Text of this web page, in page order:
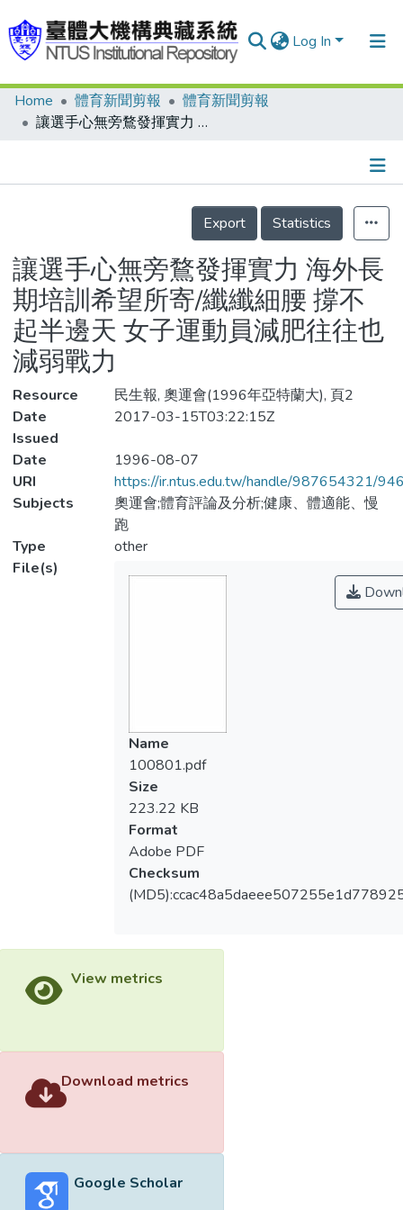
Log In
Communities & Collections
Statistics
Home 體育新聞剪報
體育新聞剪報
讓選手心無旁鶩發揮實力 海外長期培訓希望所寄/纖纖細腰 撐不起半邊天 女子運動員減肥往往也減弱戰力
Details
Export
Statistics
讓選手心無旁鶩發揮實力 海外長
期培訓希望所寄/纖纖細腰 撐不
起半邊天 女子運動員減肥往往也
減弱戰力
Resource
民生報, 奧運會(1996年亞特蘭大), 頁2
Date
Issued
2017-03-15T03:22:15Z
Date
1996-08-07
URI
https://ir.ntus.edu.tw/handle/987654321/
Subjects
奧運會;體育評論及分析;健康、體適能、慢
跑
Type
other
File(s)
Name
100801.pdf
Size
223.22 KB
Format
Adobe PDF
Checksum
View metrics
Download metrics
Google Scholar